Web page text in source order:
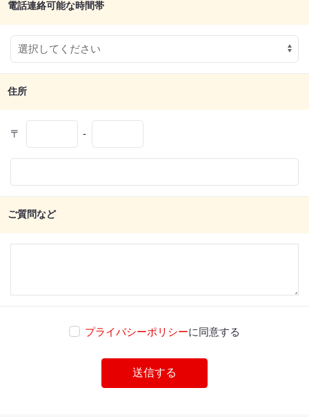
電話連絡可能な時間帯
住所
〒 -
ご質問など
プライバシーポリシーに同意する